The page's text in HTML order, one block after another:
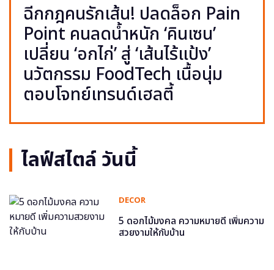
ฉีกกฎคนรักเส้น! ปลดล็อก Pain
Point คนลดน้ำหนัก ‘คินเซน’
เปลี่ยน ‘อกไก่’ สู่ ‘เส้นไร้แป้ง’
นวัตกรรม FoodTech เนื้อนุ่ม
ตอบโจทย์เทรนด์เฮลตี้
ไลฟ์สไตล์ วันนี้
DECOR
5 ดอกไม้มงคล ความหมายดี เพิ่มความ
สวยงามให้กับบ้าน